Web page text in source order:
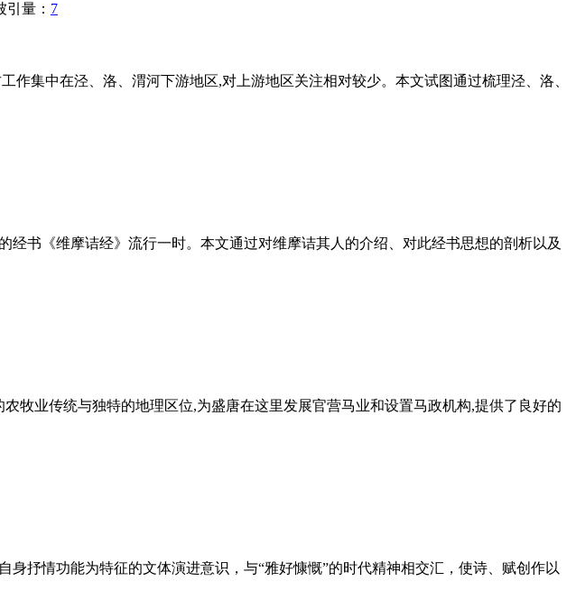
引量： 7
集中在泾、洛、渭河下游地区,对上游地区关注相对较少。本文试图通过梳理泾、洛、
书《维摩诘经》流行一时。本文通过对维摩诘其人的介绍、对此经书思想的剖析以及
牧业传统与独特的地理区位,为盛唐在这里发展官营马业和设置马政机构,提供了良好的
抒情功能为特征的文体演进意识，与“雅好慷慨”的时代精神相交汇，使诗、赋创作以